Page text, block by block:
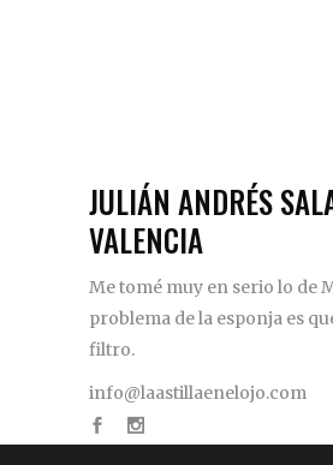
JULIÁN ANDRÉS
VALENCIA
Me tomé muy en serio lo de
problema de la esponja es
filtro.
info@laastillaenelojo.com